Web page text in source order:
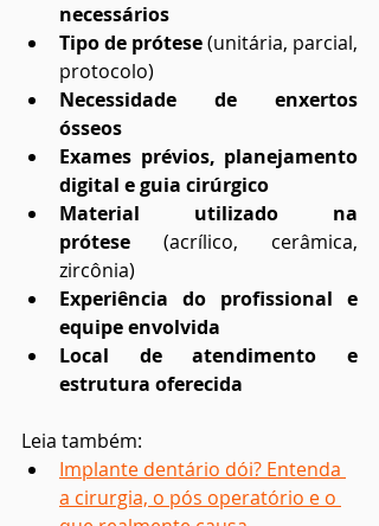
necessários
Tipo de prótese (unitária, parcial,
protocolo)
Necessidade de enxertos
ósseos
Exames prévios, planejamento
digital e guia cirúrgico
Material utilizado na
prótese (acrílico, cerâmica,
zircônia)
Experiência do profissional e
equipe envolvida
Local de atendimento e
estrutura oferecida
Leia também:
Implante dentário dói? Entenda
a cirurgia, o pós operatório e o